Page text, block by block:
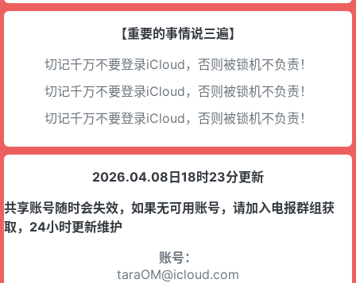
【重要的事情说三遍】
切记千万不要登录iCloud，否则被锁机不负责！
切记千万不要登录iCloud，否则被锁机不负责！
切记千万不要登录iCloud，否则被锁机不负责！
2026.04.08日18时23分更新
共享账号随时会失效，如果无可用账号，请加入电报群组获
取，24小时更新维护
账号：
taraOM@icloud.com